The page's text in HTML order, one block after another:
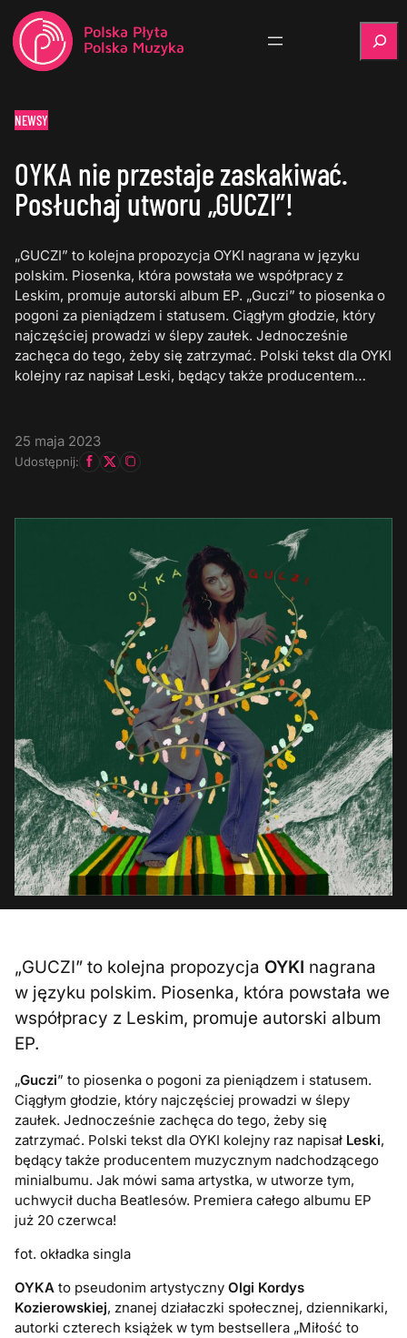
NEWSY
OYKA nie przestaje zaskakiwać.
Posłuchaj utworu „GUCZI”!
„GUCZI” to kolejna propozycja OYKI nagrana w języku
polskim. Piosenka, która powstała we współpracy z
Leskim, promuje autorski album EP. „Guczi” to piosenka o
pogoni za pieniądzem i statusem. Ciągłym głodzie, który
najczęściej prowadzi w ślepy zaułek. Jednocześnie
zachęca do tego, żeby się zatrzymać. Polski tekst dla OYKI
kolejny raz napisał Leski, będący także producentem…
25 maja 2023
Udostępnij:
„GUCZI” to kolejna propozycja OYKI nagrana
w języku polskim. Piosenka, która powstała we
współpracy z Leskim, promuje autorski album
EP.
„Guczi” to piosenka o pogoni za pieniądzem i statusem.
Ciągłym głodzie, który najczęściej prowadzi w ślepy
zaułek. Jednocześnie zachęca do tego, żeby się
zatrzymać. Polski tekst dla OYKI kolejny raz napisał Leski,
będący także producentem muzycznym nadchodzącego
minialbumu. Jak mówi sama artystka, w utworze tym,
uchwycił ducha Beatlesów. Premiera całego albumu EP
już 20 czerwca!
fot. okładka singla
OYKA to pseudonim artystyczny Olgi Kordys
Kozierowskiej, znanej działaczki społecznej, dziennikarki,
autorki czterech książek w tym bestsellera „Miłość to